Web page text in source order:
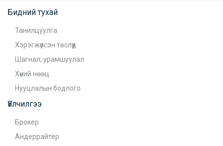
Бидний тухай
Танилцуулга
Хэрэгжүүлсэн төслүүд
Шагнал, урамшуулал
Хүний нөөц
Нууцлалын бодлого
Үйлчилгээ
Брокер
Андеррайтер